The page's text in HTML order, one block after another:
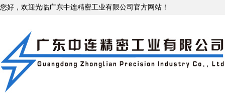
您好，欢迎光临广东中连精密工业有限公司官方网站！